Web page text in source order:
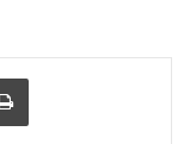
Imprimir